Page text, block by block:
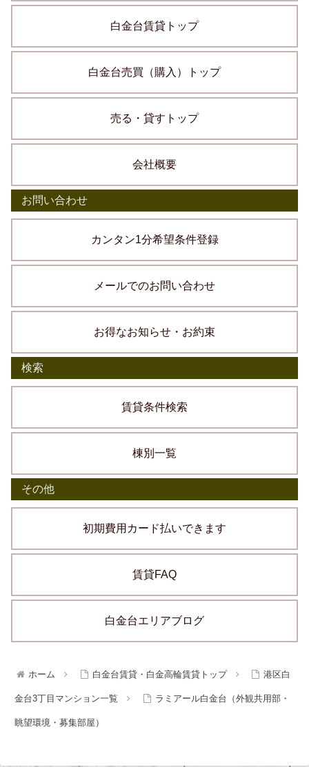
白金台賃貸トップ
白金台売買（購入）トップ
売る・貸すトップ
会社概要
お問い合わせ
カンタン1分希望条件登録
メールでのお問い合わせ
お得なお知らせ・お約束
検索
賃貸条件検索
棟別一覧
その他
初期費用カード払いできます
賃貸FAQ
白金台エリアブログ
ホーム 白金台賃貸・白金高輪賃貸トップ 港区白
金台3丁目マンション一覧 ラミアール白金台（外観共用部・
眺望環境・募集部屋）